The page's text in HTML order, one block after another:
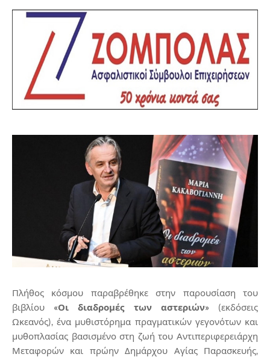
Πλήθος κόσμου παραβρέθηκε στην παρουσίαση του
βιβλίου «Οι διαδρομές των αστεριών»(εκδόσεις
Ωκεανός), ένα μυθιστόρημα πραγματικών γεγονότων και
μυθοπλασίας βασισμένο στη ζωή του Αντιπεριφερειάρχη
Μεταφορών και πρώην Δημάρχου Αγίας Παρασκευής,